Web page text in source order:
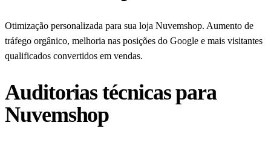
Otimização personalizada para sua loja Nuvemshop. Aumento de
tráfego orgânico, melhoria nas posições do Google e mais visitantes
qualificados convertidos em vendas.
Auditorias técnicas para
Nuvemshop